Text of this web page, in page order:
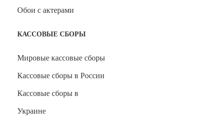
Обои с актерами
КАССОВЫЕ СБОРЫ
Мировые кассовые сборы
Кассовые сборы в России
Кассовые сборы в
Украине